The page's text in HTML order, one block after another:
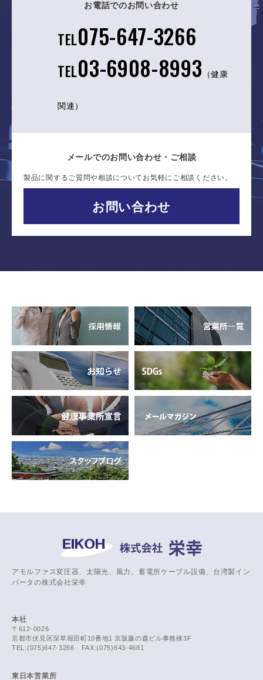
お電話でのお問い合わせ
TEL075-647-3266
TEL03-6908-8993 （健康
関連）
メールでのお問い合わせ・ご相談
製品に関するご質問や相談についてお気軽にご相談ください。
お問い合わせ
アモルファス変圧器、太陽光、風力、蓄電所ケーブル設備、台湾製イン
バータの株式会社栄幸
本社
〒612-0026
京都市伏見区深草堀田町10番地1 京阪藤の森ビル事務棟3F
TEL:(075)647-3266 FAX:(075)643-4681
東日本営業所